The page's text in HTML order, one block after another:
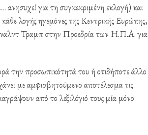
για τη συγκεκριμένη εκλογή) και
λογής ηγεμόνες της Κεντρικής Ευρώπης,
Τραμπ στην Προεδρία των Η.Π.Α. για
την προσωπικότητά του ή οτιδήποτε άλλο
με αμφισβητούμενο αποτέλεσμα τις
από το λεξιλόγιό τους μία μόνο